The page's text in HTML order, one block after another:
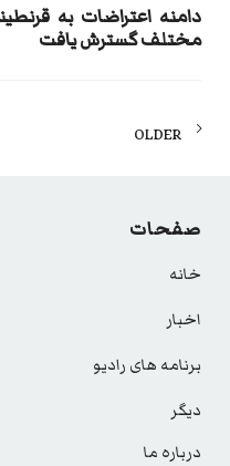
دامنه اعتراضات به
مختلف گسترش یافت
Posts
OLDER
صفحات
خانه
اخبار
برنامه های رادیو
دیگر
درباره ما